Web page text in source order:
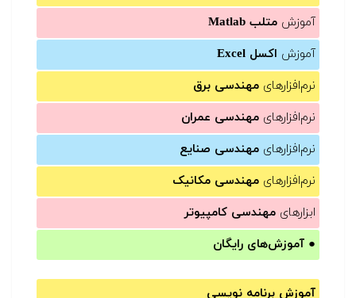
آموزش متلب Matlab
آموزش اکسل Excel
نرم‌افزارهای مهندسی برق
نرم‌افزارهای مهندسی عمران
نرم‌افزارهای مهندسی صنایع
نرم‌افزارهای مهندسی مکانیک
ابزارهای مهندسی کامپیوتر
● آموزش‌های رایگان
آموزش برنامه نویسی